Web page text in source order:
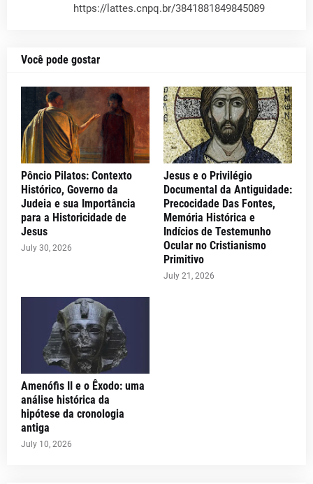
https://lattes.cnpq.br/3841881849845089
Você pode gostar
Pôncio Pilatos: Contexto
Histórico, Governo da
Judeia e sua Importância
para a Historicidade de
Jesus
July 30, 2026
Jesus e o Privilégio
Documental da Antiguidade:
Precocidade Das Fontes,
Memória Histórica e
Indícios de Testemunho
Ocular no Cristianismo
Primitivo
July 21, 2026
Amenófis II e o Êxodo: uma
análise histórica da
hipótese da cronologia
antiga
July 10, 2026